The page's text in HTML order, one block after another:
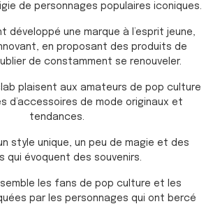
de personnages populaires iconiques.
développé une marque à l’esprit jeune,
en proposant des produits de
de constamment se renouveler.
plaisent aux amateurs de pop culture
d’accessoires de mode originaux et
tendances.
style unique, un peu de magie et des
qui évoquent des souvenirs.
les fans de pop culture et les
par les personnages qui ont bercé